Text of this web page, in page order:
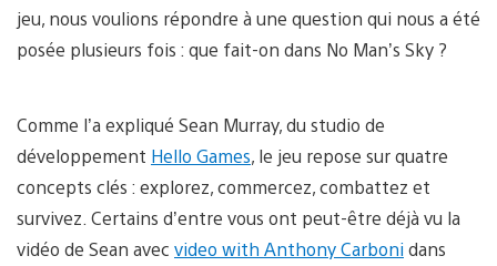
jeu, nous voulions répondre à une question qui nous a été
posée plusieurs fois : que fait-on dans No Man’s Sky ?
Comme l’a expliqué Sean Murray, du studio de
développement Hello Games, le jeu repose sur quatre
concepts clés : explorez, commercez, combattez et
survivez. Certains d’entre vous ont peut-être déjà vu la
vidéo de Sean avec video with Anthony Carbonidans